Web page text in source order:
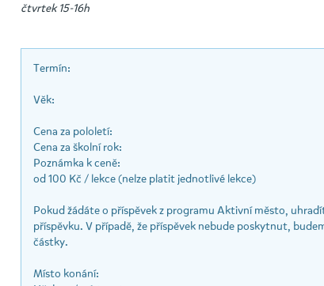
čtvrtek 15-16h
Termín:
Věk:
Cena za pololetí:
Cena za školní rok:
Poznámka k ceně:
od 100 Kč / lekce (nelze platit jednotlivé lekce)
Pokud žádáte o příspěvek z programu Aktivní město,
příspěvku. V případě, že příspěvek nebude poskytnut,
částky.
Místo konání: